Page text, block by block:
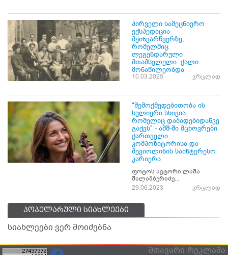
პირველი სამეცნიერო
ექსპედიცია
მყინვარწვერზე,
რომელშიც
ლეგენდარული
მთამსვლელი ქალი
მონაწილეობდა
10.03.2025 ვრცლად
"შემოქმედებითობა ის
სულიერი სხივია,
რომელიც დაბადებიდანვე
გაქვს" - აშშ-ში მცხოვრები
ქართველი
კომპოზიტორისა და
მევიოლინის საინტერესო
კარიერა
ფოტოს ავტორი ლაშა
შალამბერიძე...
29.06.2023
ვრცლად
პოპულარული სიახლეები
სიახლეები ვერ მოიძებნა
მთავარი რეკლამა